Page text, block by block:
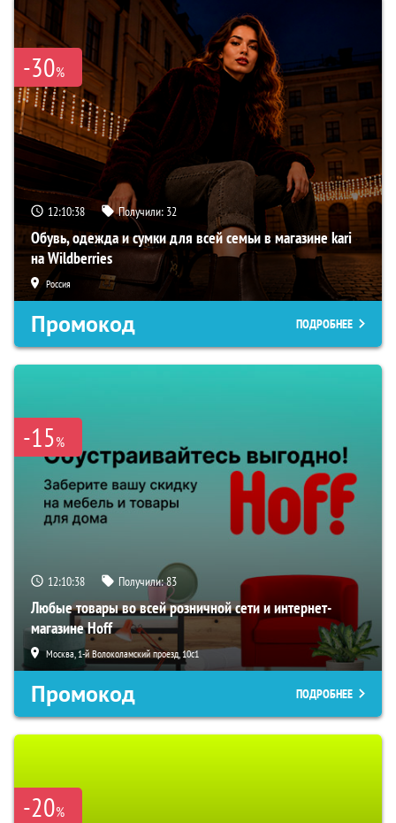
-30%
12:10:37 Получили: 32
Обувь, одежда и сумки для всей семьи в магазине kari
на Wildberries
Россия
Промокод ПОДРОБНЕЕ
-15%
12:10:37 Получили:83
Любые товары во всей розничной сети и интернет-
магазине Hoff
Москва, 1-й Волоколамский проезд, 10с1
Промокод ПОДРОБНЕЕ
-20%